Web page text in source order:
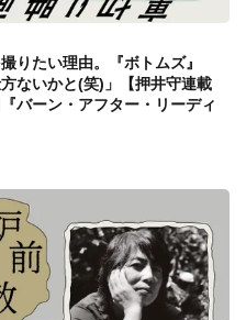
りたい理由。『ボトムズ』
ないかと(笑)」【押井守連載
バーン・アフター・リーディ